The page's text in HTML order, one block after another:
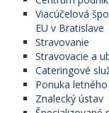
Viacúčelová
EU v Bratislave
Stravovanie
Stravovacie a
Cateringové
Ponuka
Znalecký ústav